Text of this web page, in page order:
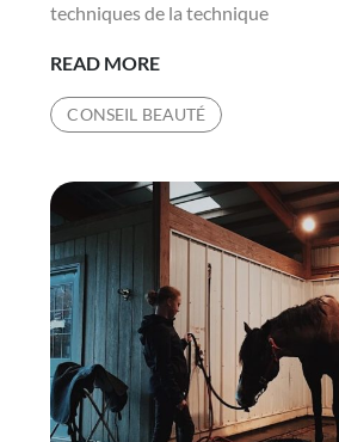
techniques de la technique
READ MORELES
PLUS
RÉCENTES
LES
PLUS
GRANDES
TECHNIQUES
NON
INVASIVES
CONSEIL BEAUTÉ